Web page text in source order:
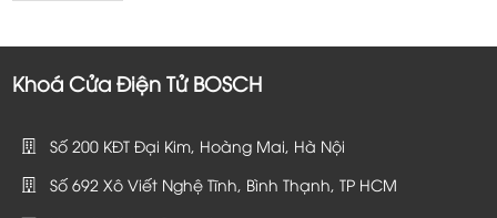
Khoá Cửa Điện Tử BOSCH
Số 200 KĐT Đại Kim, Hoàng Mai, Hà Nội
Số 692 Xô Viết Nghệ Tĩnh, Bình Thạnh, TP HCM